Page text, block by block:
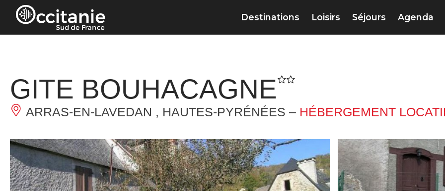
Panneau de gestion des cookies
Destinations Loisirs Séjours Agenda
GITE BOUHACAGNE
ARRAS-EN-LAVEDAN , HAUTES-PYRÉNÉES – HÉBERGEMENT